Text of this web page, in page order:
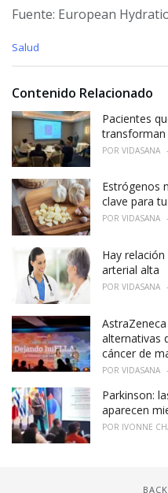
Fuente: European
C
e
o
i
e
:
Salud
Contenido Relacionado
Pacientes
transforman
POR VIDASANA
Estrógenos
clave para
POR VIDASANA
Hay
arterial alta
POR VIDASANA
alternativas
cáncer de
POR VIDASANA
Parkinson:
aparecen
POR IVONNE